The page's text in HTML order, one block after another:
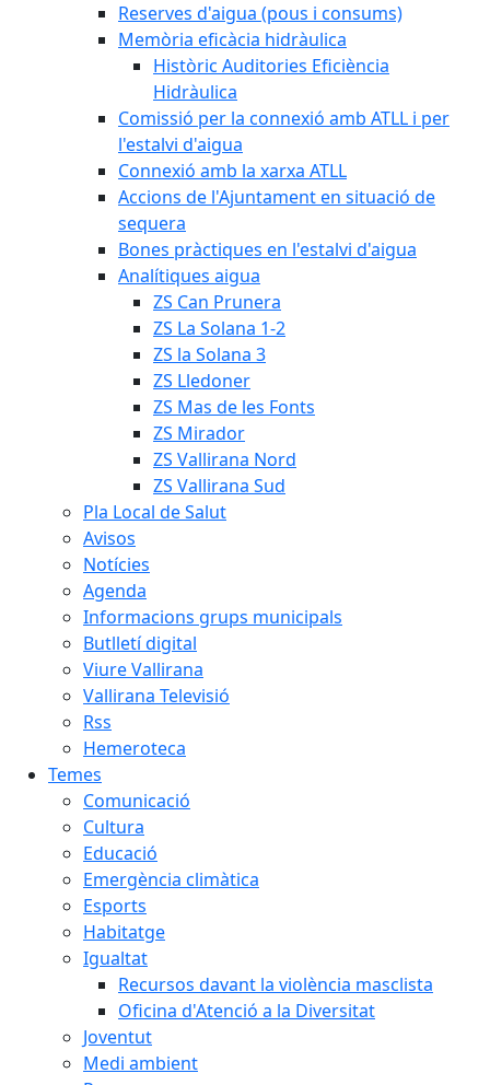
Reserves d'aigua (pous i consums)
Memòria eficàcia hidràulica
Històric Auditories Eficiència
Hidràulica
Comissió per la connexió amb ATLL i per
l'estalvi d'aigua
Connexió amb la xarxa ATLL
Accions de l'Ajuntament en situació de
sequera
Bones pràctiques en l'estalvi d'aigua
Analítiques aigua
ZS Can Prunera
ZS La Solana 1-2
ZS la Solana 3
ZS Lledoner
ZS Mas de les Fonts
ZS Mirador
ZS Vallirana Nord
ZS Vallirana Sud
Pla Local de Salut
Avisos
Notícies
Agenda
Informacions grups municipals
Butlletí digital
Viure Vallirana
Vallirana Televisió
Rss
Hemeroteca
Temes
Comunicació
Cultura
Educació
Emergència climàtica
Esports
Habitatge
Igualtat
Recursos davant la violència masclista
Oficina d'Atenció a la Diversitat
Joventut
Medi ambient